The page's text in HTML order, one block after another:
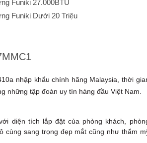
Funiki 27.000BTU
Funiki Dưới 20 Triệu
nhập khẩu chính hãng Malaysia, thời
những tập đoàn uy tín hàng đầu Việt Nam.
diện tích lắp đặt của phòng khách,
cùng sang trọng đẹp mắt cũng như thẩm